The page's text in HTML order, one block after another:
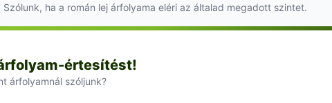
Szólunk, ha a román lej árfolyama eléri az általad megadott szintet.
értesítést!
árfolyamnál szóljunk?